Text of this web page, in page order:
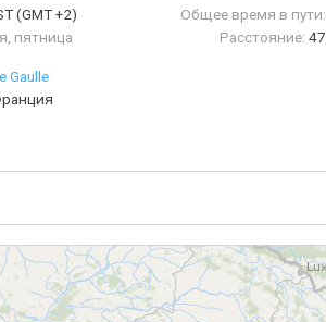
(GMT +2)
пятница
Общее время в пути:
Расстояние:
Gaulle